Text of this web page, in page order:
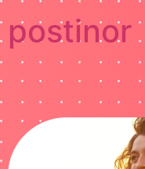
postinor